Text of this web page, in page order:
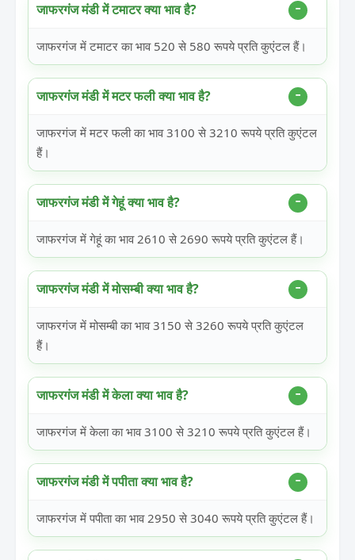
जाफरगंज मंडी में टमाटर क्या भाव है?
जाफरगंज में टमाटर का भाव 520 से 580 रूपये प्रति कुएंटल हैं।
जाफरगंज मंडी में मटर फली क्या भाव है?
जाफरगंज में मटर फली का भाव 3100 से 3210 रूपये प्रति कुएंटल
हैं।
जाफरगंज मंडी में गेहूं क्या भाव है?
जाफरगंज में गेहूं का भाव 2610 से 2690 रूपये प्रति कुएंटल हैं।
जाफरगंज मंडी में मोसम्बी क्या भाव है?
जाफरगंज में मोसम्बी का भाव 3150 से 3260 रूपये प्रति कुएंटल
हैं।
जाफरगंज मंडी में केला क्या भाव है?
जाफरगंज में केला का भाव 3100 से 3210 रूपये प्रति कुएंटल हैं।
जाफरगंज मंडी में पपीता क्या भाव है?
जाफरगंज में पपीता का भाव 2950 से 3040 रूपये प्रति कुएंटल हैं।